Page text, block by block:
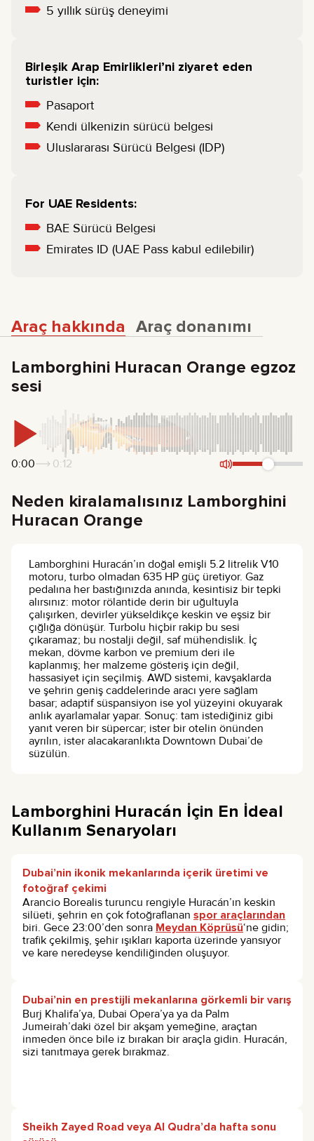
5 yıllık sürüş deneyimi
Birleşik Arap Emirlikleri’ni ziyaret eden
turistler için:
Pasaport
Kendi ülkenizin sürücü belgesi
Uluslararası Sürücü Belgesi (IDP)
For UAE Residents:
BAE Sürücü Belgesi
Emirates ID (UAE Pass kabul edilebilir)
Araç hakkında Araç donanımı
Lamborghini Huracan Orange egzoz
sesi
0:00 0:12
Neden kiralamalısınız Lamborghini
Huracan Orange
Lamborghini Huracán’ın doğal emişli 5.2 litrelik V10
motoru, turbo olmadan 635 HP güç üretiyor. Gaz
pedalına her bastığınızda anında, kesintisiz bir tepki
alırsınız: motor rölantide derin bir uğultuyla
çalışırken, devirler yükseldikçe keskin ve eşsiz bir
çığlığa dönüşür. Turbolu hiçbir rakip bu sesi
çıkaramaz; bu nostalji değil, saf mühendislik. İç
mekan, dövme karbon ve premium deri ile
kaplanmış; her malzeme gösteriş için değil,
hassasiyet için seçilmiş. AWD sistemi, kavşaklarda
ve şehrin geniş caddelerinde aracı yere sağlam
basar; adaptif süspansiyon ise yol yüzeyini okuyarak
anlık ayarlamalar yapar. Sonuç: tam istediğiniz gibi
yanıt veren bir süpercar; ister bir otelin önünden
ayrılın, ister alacakaranlıkta Downtown Dubai’de
süzülün.
Lamborghini Huracán İçin En İdeal
Kullanım Senaryoları
Dubai’nin ikonik mekanlarında içerik üretimi ve
fotoğraf çekimi
Arancio Borealis turuncu rengiyle Huracán’ın keskin
silüeti, şehrin en çok fotoğraflanan spor araçlarından
biri. Gece 23:00’den sonra Meydan Köprüsü‘ne gidin;
trafik çekilmiş, şehir ışıkları kaporta üzerinde yansıyor
ve kare neredeyse kendiliğinden oluşuyor.
Dubai’nin en prestijli mekanlarına görkemli bir varış
Burj Khalifa’ya, Dubai Opera’ya ya da Palm
Jumeirah’daki özel bir akşam yemeğine, araçtan
inmeden önce bile iz bırakan bir araçla gidin. Huracán,
sizi tanıtmaya gerek bırakmaz.
Sheikh Zayed Road veya Al Qudra’da hafta sonu